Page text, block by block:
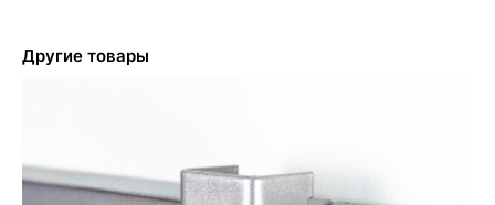
Другие товары